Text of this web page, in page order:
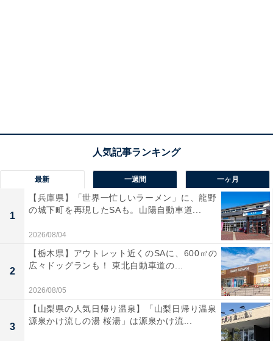
最新 一週間 一ヶ月
1
【兵庫県】「世界一忙しいラーメン」に、龍野
の城下町を再現したSAも。山陽自動車道...
2026/08/04
2
【栃木県】アウトレット近くのSAに、600㎡の
広々ドッグランも！ 東北自動車道の...
2026/08/05
3
【山梨県の人気日帰り温泉】「山梨日帰り温泉
源泉かけ流しの湯 桜湯」は源泉かけ流...